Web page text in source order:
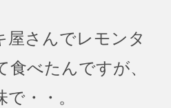
屋さんでレモンタ
食べたんですが、
・・。